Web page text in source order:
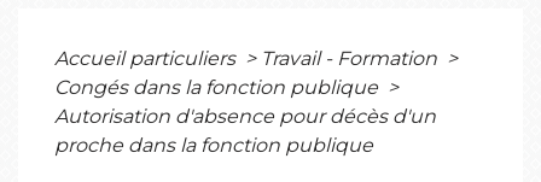
Accueil particuliers > Travail - Formation >
Congés dans la fonction publique >
Autorisation d'absence pour décès d'un
proche dans la fonction publique